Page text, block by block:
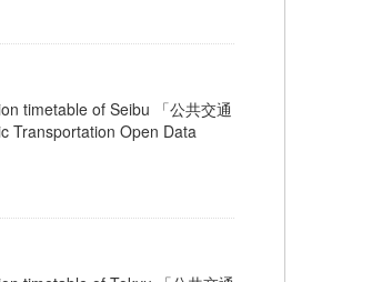
timetable of Seibu 「公共交通
Transportation Open Data